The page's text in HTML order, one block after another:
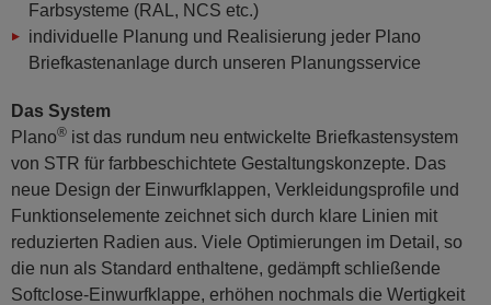
Farbsysteme (RAL, NCS etc.)
individuelle Planung und Realisierung jeder Plano
Briefkastenanlage durch unseren Planungsservice
Das System
Plano® ist das rundum neu entwickelte Briefkastensystem
von STR für farbbeschichtete Gestaltungskonzepte. Das
neue Design der Einwurfklappen, Verkleidungsprofile und
Funktionselemente zeichnet sich durch klare Linien mit
reduzierten Radien aus. Viele Optimierungen im Detail, so
die nun als Standard enthaltene, gedämpft schließende
Softclose-Einwurfklappe, erhöhen nochmals die Wertigkeit